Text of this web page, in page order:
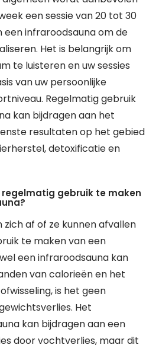
een sessie van 20 tot 30
een infraroodsauna om de
Het is belangrijk om
te luisteren en uw sessies
van uw persoonlijke
Regelmatig gebruik
kan bijdragen aan het
resultaten op het gebied
detoxificatie en
regelmatig gebruik te maken
af of ze kunnen afvallen
te maken van een
een infraroodsauna kan
van calorieën en het
is het geen
Het
kan bijdragen aan een
door vochtverlies, maar dit